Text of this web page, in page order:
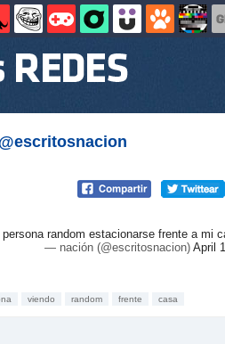
random estacionarse frente a mi
— nación (@escritosnacion) April
viendo random frente casa